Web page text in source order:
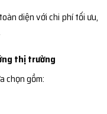
diện với chi phí tối ưu,
thị trường
chọn gồm: